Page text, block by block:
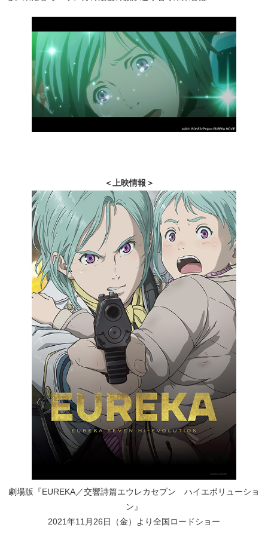
＜上映情報＞
劇場版『EUREKA／交響詩篇エウレカセブン ハイエボリューショ
ン』
2021年11月26日（金）より全国ロードショー